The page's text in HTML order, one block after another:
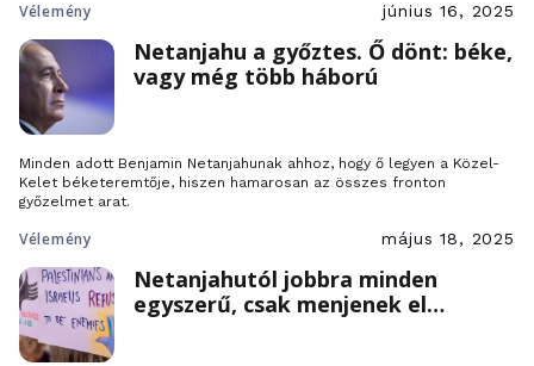
Vélemény június 16, 2025
Netanjahu a győztes. Ő dönt: béke,
vagy még több háború
Minden adott Benjamin Netanjahunak ahhoz, hogy ő legyen a Közel-
Kelet béketeremtője, hiszen hamarosan az összes fronton
győzelmet arat.
Vélemény május 18, 2025
Netanjahutól jobbra minden
egyszerű, csak menjenek el